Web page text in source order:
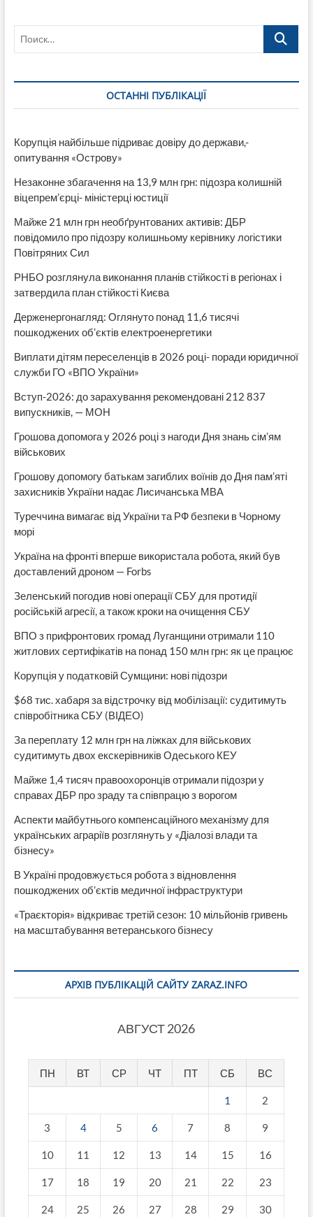
«громадські
активісти»
з
питаннь
ВПО
Сіверськодонецькій
РДА
Поиск…
ОСТАННІ ПУБЛІКАЦІЇ
Корупція найбільше підриває довіру до держави,-
опитування «Острову»
Незаконне збагачення на 13,9 млн грн: підозра колишній
віцепрем’єрці- міністерці юстиції
Майже 21 млн грн необґрунтованих активів: ДБР
повідомило про підозру колишньому керівнику логістики
Повітряних Сил
РНБО розглянула виконання планів стійкості в регіонах і
затвердила план стійкості Києва
Держенергонагляд: Оглянуто понад 11,6 тисячі
пошкоджених об’єктів електроенергетики
Виплати дітям переселенців в 2026 році- поради юридичної
служби ГО «ВПО України»
Вступ-2026: до зарахування рекомендовані 212 837
випускників, — МОН
Грошова допомога у 2026 році з нагоди Дня знань сім’ям
військових
Грошову допомогу батькам загиблих воїнів до Дня пам’яті
захисників України надає Лисичанська МВА
Туреччина вимагає від України та РФ безпеки в Чорному
морі
Україна на фронті вперше використала робота, який був
доставлений дроном — Forbs
Зеленський погодив нові операції СБУ для протидії
російській агресії, а також кроки на очищення СБУ
ВПО з прифронтових громад Луганщини отримали 110
житлових сертифікатів на понад 150 млн грн: як це працює
Корупція у податковій Сумщини: нові підозри
$68 тис. хабаря за відстрочку від мобілізації: судитимуть
співробітника СБУ (ВІДЕО)
За переплату 12 млн грн на ліжках для військових
судитимуть двох екскерівників Одеського КЕУ
Майже 1,4 тисяч правоохоронців отримали підозри у
справах ДБР про зраду та співпрацю з ворогом
Аспекти майбутнього компенсаційного механізму для
українських аграріїв розглянуть у «Діалозі влади та
бізнесу»
В Україні продовжується робота з відновлення
пошкоджених об’єктів медичної інфраструктури
«Траєкторія» відкриває третій сезон: 10 мільйонів гривень
на масштабування ветеранського бізнесу
АРХІВ ПУБЛІКАЦІЙ САЙТУ ZARAZ.INFO
АВГУСТ 2026
ПН ВТ СР ЧТ ПТ СБ ВС
1 2
3 4 5 6 7 8 9
10 11 12 13 14 15 16
17 18 19 20 21 22 23
24 25 26 27 28 29 30